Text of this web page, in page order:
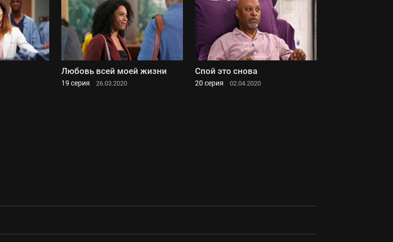
Любовь всей моей жизни
19 серия 26.03.2020
Спой это снова
20 серия 02.04.2020